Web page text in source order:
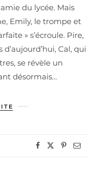
du lycée. Mais
Emily, le trompe et
» s’écroule. Pire,
Cal, qui
se révèle un
désormais…